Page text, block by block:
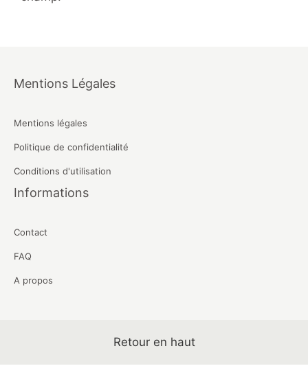
Mentions Légales
Mentions légales
Politique de confidentialité
Conditions d'utilisation
Informations
Contact
FAQ
A propos
Retour en haut